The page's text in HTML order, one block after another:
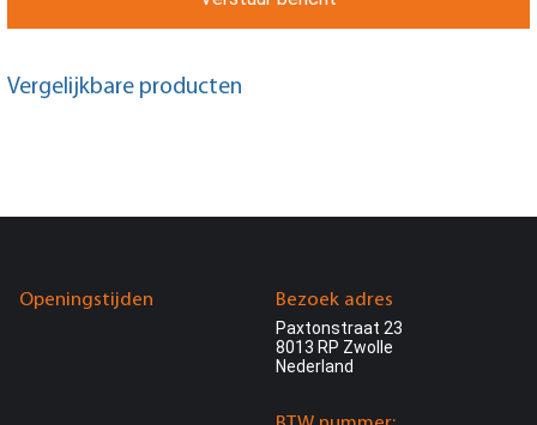
Vergelijkbare producten
Openingstijden Bezoek adres
Paxtonstraat 23
8013 RP Zwolle
Nederland